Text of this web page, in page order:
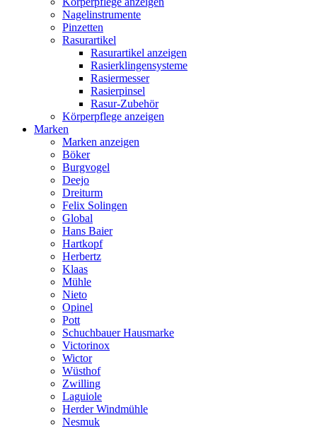
Nagelinstrumente
Pinzetten
Rasurartikel
Rasurartikel anzeigen
Rasierklingensysteme
Rasiermesser
Rasierpinsel
Rasur-Zubehör
Körperpflege anzeigen
Marken
Marken anzeigen
Böker
Burgvogel
Deejo
Dreiturm
Felix Solingen
Global
Hans Baier
Hartkopf
Herbertz
Klaas
Mühle
Nieto
Opinel
Pott
Schuchbauer Hausmarke
Victorinox
Wictor
Wüsthof
Zwilling
Laguiole
Herder Windmühle
Nesmuk